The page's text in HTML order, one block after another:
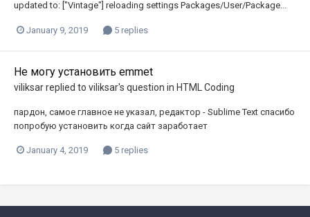
updated to: ["Vintage"] reloading settings Packages/User/Package...
January 9, 2019 5 replies
Не могу установить emmet
viliksarreplied to viliksar's question in HTML Coding
пардон, самое главное не указал, редактор - Sublime Text спасибо
попробую установить когда сайт заработает
January 4, 2019 5 replies